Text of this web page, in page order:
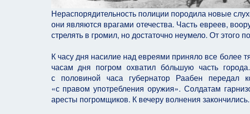
Нераспорядительность полиции породила новые
они являются врагами отечества. Часть евреев,
стрелять в громил, но достаточно неумело. От этого
К часу дня насилие над евреями приняло все более
часам дня погром охватил бо́льшую часть
с половиной часа губернатор Раабен передал
«с правом употребления оружия». Солдатам
аресты погромщиков. К вечеру волнения закончились.